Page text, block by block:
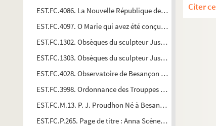
EST.FC.4086. La Nouvelle République de Franche-
EST.FC.4097. O Marie qui avez été conçue sans péché,
EST.FC.1302. Obsèques du sculpteur Just Becquet à St.
EST.FC.1303. Obsèques du sculpteur Just Becquet à St.
EST.FC.4028. Observatoire de Besançon ; Vidé d'une
EST.FC.3998. Ordonnance des Trouppes de César, de
EST.FC.M.13. P. J. Proudhon Né à Besançon le 15 janvier
EST.FC.P.265. Page de titre : Anna Scènes & Episodes de
Citer